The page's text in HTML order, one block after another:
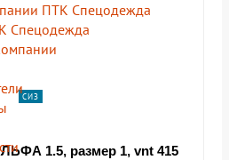
ПТК Спецодежда
Спецодежда
СИЗ
1.5, размер 1, vnt 415